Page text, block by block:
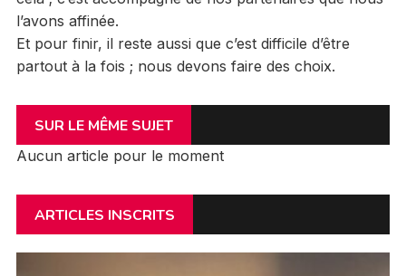
l’avons affinée.
Et pour finir, il reste aussi que c’est difficile d’être
partout à la fois ; nous devons faire des choix.
SUR LE MÊME SUJET
Aucun article pour le moment
ARTICLES INSCRITS